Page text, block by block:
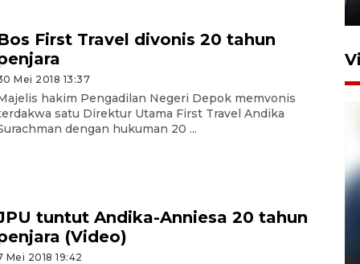
First Travel divonis 20 tahun
Mei 2018 13:37
hakim Pengadilan Negeri Depok memvonis
satu Direktur Utama First Travel Andika
dengan hukuman 20 ...
tuntut Andika-Anniesa 20 tahun
(Video)
Mei 2018 19:42
Pelanggan Filaha Farm setia
sampai 8 tahan?